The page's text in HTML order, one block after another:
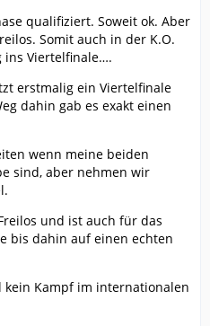
qualifiziert. Soweit ok. Aber
Somit auch in der K.O.
ins Viertelfinale….
erstmalig ein Viertelfinale
dahin gab es exakt einen
wenn meine beiden
sind, aber nehmen wir
und ist auch für das
bis dahin auf einen echten
Kampf im internationalen